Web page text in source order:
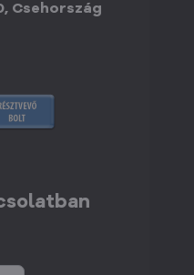
Csehország